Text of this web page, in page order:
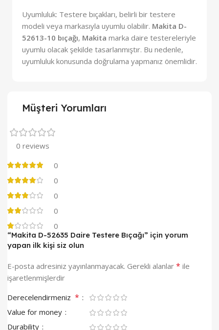
Uyumluluk: Testere bıçakları, belirli bir testere
modeli veya markasıyla uyumlu olabilir. Makita D-
52613-10 bıçağı, Makita marka daire testereleriyle
uyumlu olacak şekilde tasarlanmıştır. Bu nedenle,
uyumluluk konusunda doğrulama yapmanız önemlidir.
Müşteri Yorumları
0 reviews
0
0
0
0
0
“Makita D-52635 Daire Testere Bıçağı” için yorum
yapan ilk kişi siz olun
E-posta adresiniz yayınlanmayacak. Gerekli alanlar * ile
işaretlenmişlerdir
Derecelendirmeniz *
Value for money
Durability